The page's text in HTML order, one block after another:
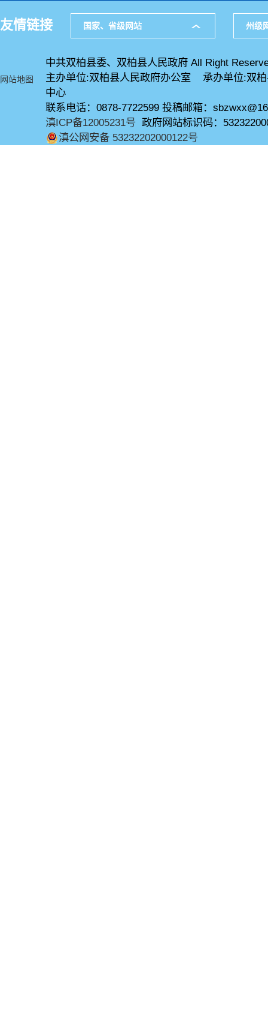
友情链接 国家、省级网站 州级
网站地图
中共双柏县委、双柏县人民政府 All Right
主办单位:双柏县人民政府办公室 承办单位:双
中心
联系电话：0878-7722599 投稿邮箱：
滇ICP备12005231号 政府网站标识码：
滇公网安备 53232202000122号